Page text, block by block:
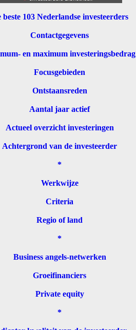
beste 103 Nederlandse investeerders
Contactgegevens
en maximum investeringsbedrag
Focusgebieden
Ontstaansreden
Aantal jaar actief
Actueel overzicht investeringen
Achtergrond van de investeerder
*
Werkwijze
Criteria
Regio of land
*
Business angels-netwerken
Groeifinanciers
Private equity
*